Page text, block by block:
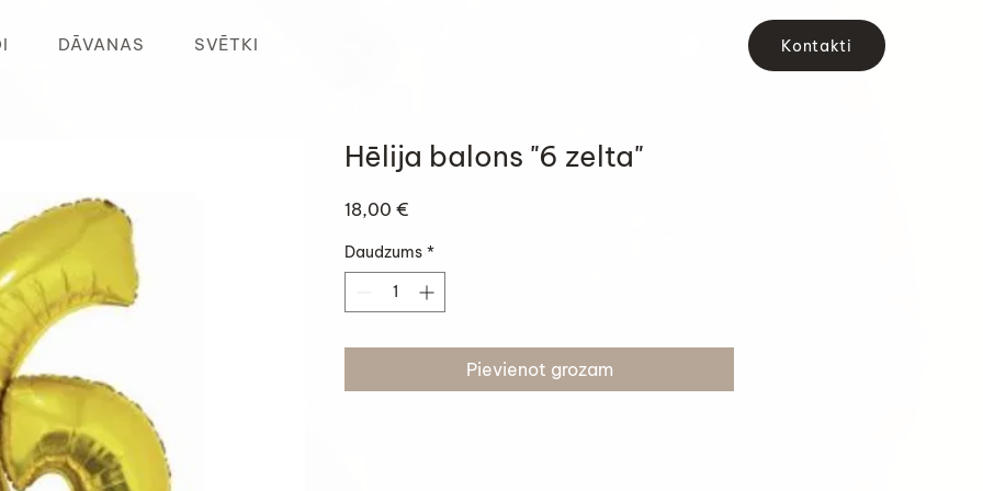
DĀVANAS SVĒTKI Kontakti
Hēlija balons "6 zelta"
18,00 €
Daudzums *
Pievienot grozam